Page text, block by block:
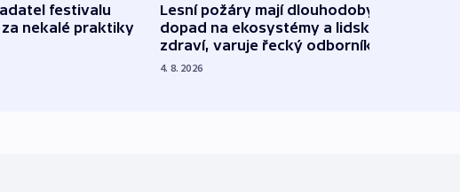
festivalu
nekalé praktiky
Lesní požáry mají dlouhodobý
dopad na ekosystémy a lidské
zdraví, varuje řecký odborník
4. 8. 2026